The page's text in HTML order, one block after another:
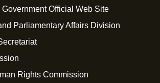
Official Web Site
Parliamentary Affairs Division
Rights Commission